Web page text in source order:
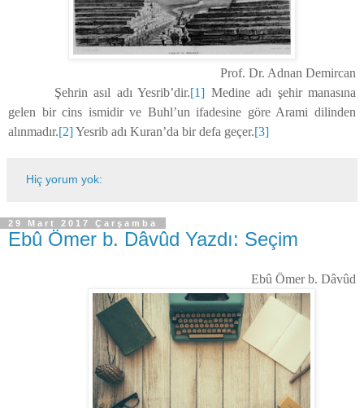
Prof. Dr. Adnan Demircan
Şehrin asıl adı Yesrib’dir.[1] Medine adı şehir manasına
gelen bir cins ismidir ve Buhl’un ifadesine göre Arami dilinden
alınmadır.[2]Yesrib adı Kuran’da bir defa geçer.[3]
Hiç yorum yok:
29 Mart 2017 Çarşamba
Ebû Ömer b. Dâvûd Yazdı: Seçim
Ebû Ömer b. Dâvûd